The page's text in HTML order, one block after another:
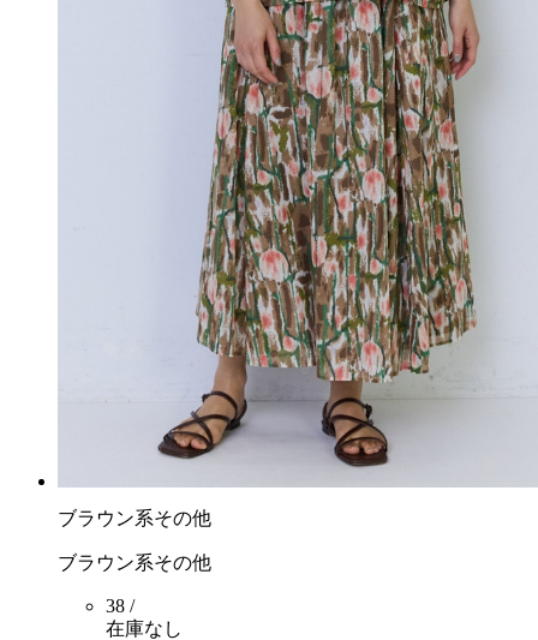
ブラウン系その他
ブラウン系その他
38 /
在庫なし